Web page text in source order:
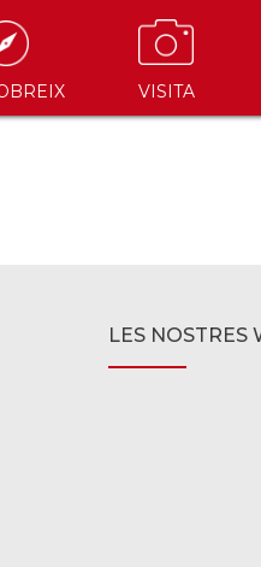
VISITA
LES NOSTRES